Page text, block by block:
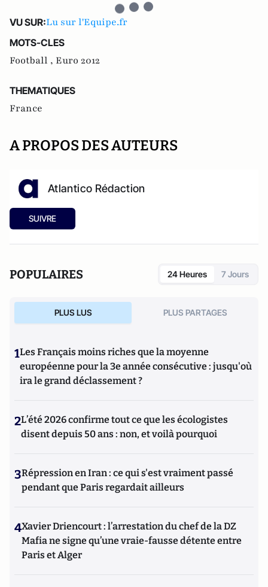
VU SUR:Lu sur l'Equipe.fr
MOTS-CLES
Football , Euro 2012
THEMATIQUES
France
A PROPOS DES AUTEURS
Atlantico Rédaction
SUIVRE
POPULAIRES 24 Heures 7 Jours
PLUS LUS PLUS PARTAGES
1Les Français moins riches que la moyenne
européenne pour la 3e année consécutive : jusqu'où
ira le grand déclassement ?
2L’été 2026 confirme tout ce que les écologistes
disent depuis 50 ans : non, et voilà pourquoi
3Répression en Iran : ce qui s'est vraiment passé
pendant que Paris regardait ailleurs
4Xavier Driencourt : l’arrestation du chef de la DZ
Mafia ne signe qu’une vraie-fausse détente entre
Paris et Alger